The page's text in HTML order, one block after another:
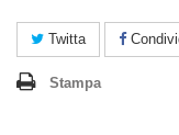
Twitta
Stampa